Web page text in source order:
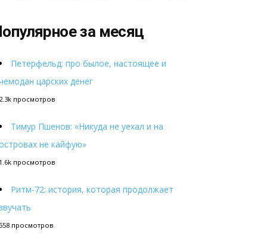
за месяц
Петерфельд: про былое, настоящее и
царских денег
просмотров
Тимур Пшенов: «Никуда не уехал и на
не кайфую»
просмотров
Ритм-72: история, которая продолжает
просмотров